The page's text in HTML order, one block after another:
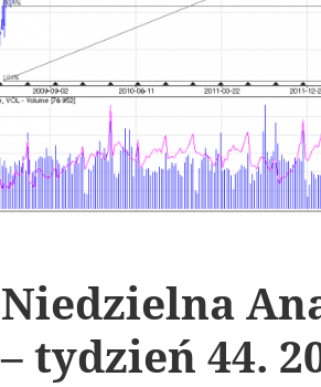
Niedzielna
– tydzień 44.